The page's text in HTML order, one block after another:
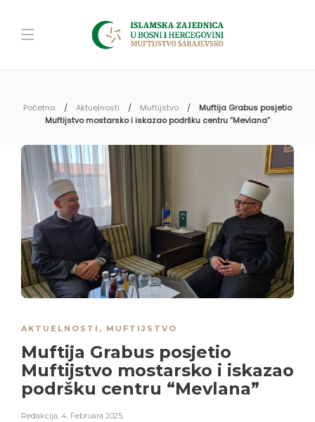
Početna Aktuelnosti Muftijstvo
Muftija Grabus posjetio
Muftijstvo mostarsko i iskazao podršku centru “Mevlana”
AKTUELNOSTI , MUFTIJSTVO
Muftija Grabus posjetio
Muftijstvo mostarsko i iskazao
podršku centru “Mevlana”
Redakcija, 4. Februara 2025.